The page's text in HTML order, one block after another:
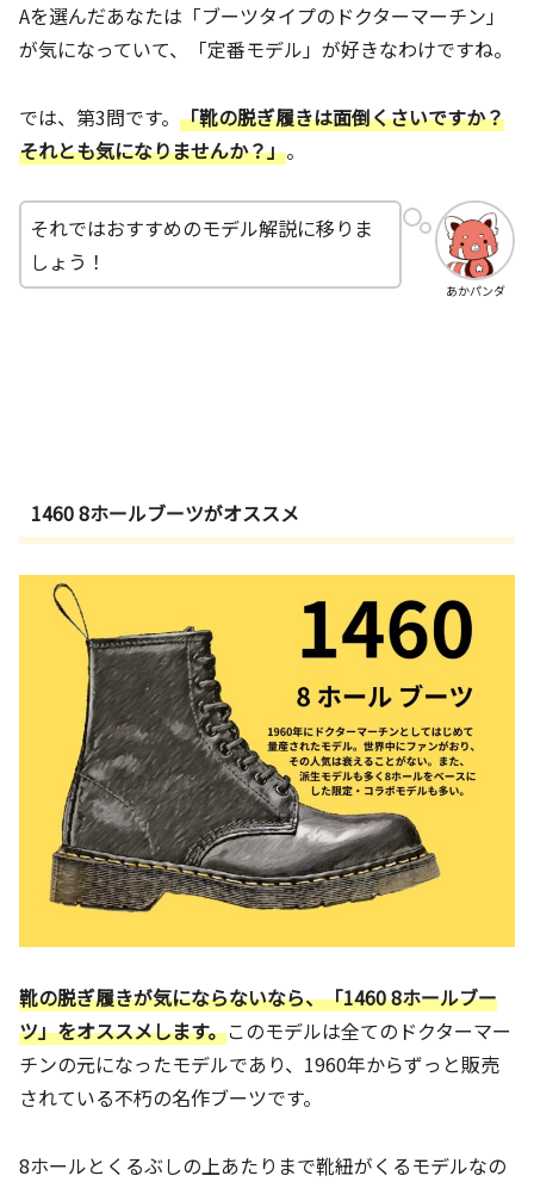
Aを選んだあなたは「ブーツタイプのドクターマーチン」
が気になっていて、「定番モデル」が好きなわけですね。
では、第3問です。 「靴の脱ぎ履きは面倒くさいですか？
それとも気になりませんか？」。
あかパンダ
それではおすすめのモデル解説に移りま
しょう！
1460 8ホールブーツがオススメ
靴の脱ぎ履きが気にならないなら、「1460 8ホールブー
ツ」をオススメします。このモデルは全てのドクターマー
チンの元になったモデルであり、1960年からずっと販売
されている不朽の名作ブーツです。
8ホールとくるぶしの上あたりまで靴紐がくるモデルなの